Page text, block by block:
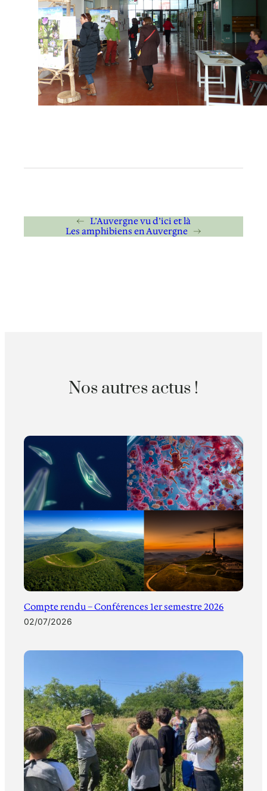
← L’Auvergne vu d’ici et là
Les amphibiens en Auvergne →
Nos autres actus !
Compte rendu – Conférences 1er semestre 2026
02/07/2026